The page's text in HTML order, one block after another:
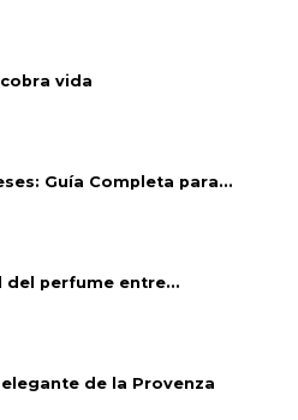
vida
Guía Completa para...
del perfume entre...
de la Provenza